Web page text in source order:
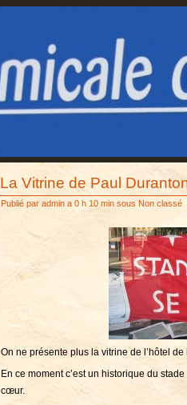
La Vitrine de Paul
Publié par admin a 0 h 10 min sous Non classé
On ne présente plus la vitrine de l’hôtel
En ce moment c’est un historique du
cœur.